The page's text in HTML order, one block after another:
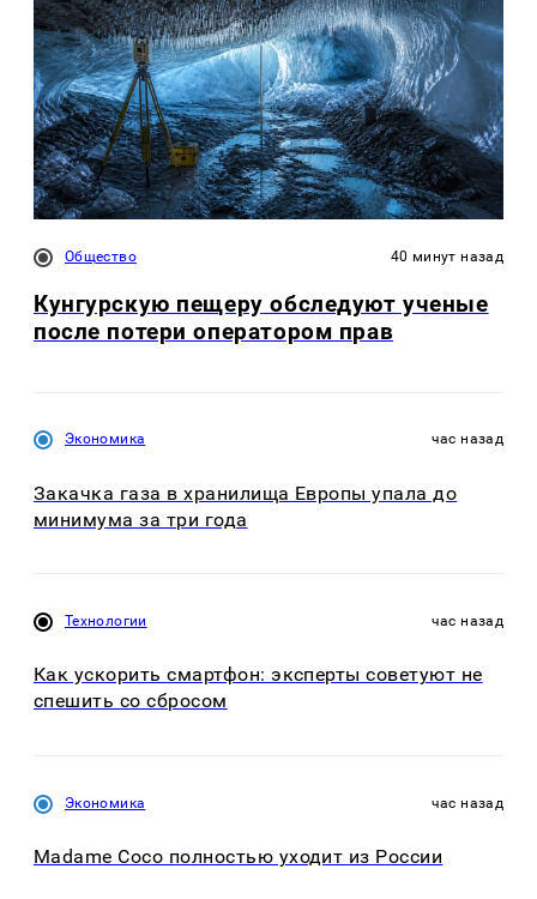
Общество 40 минут назад
Кунгурскую пещеру обследуют ученые
после потери оператором прав
Экономика час назад
Закачка газа в хранилища Европы упала до
минимума за три года
Технологии час назад
Как ускорить смартфон: эксперты советуют не
спешить со сбросом
Экономика час назад
Madame Coco полностью уходит из России